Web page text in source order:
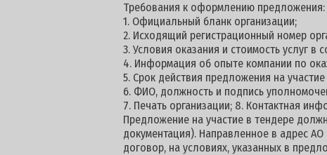
Требования к оформлению предложения:
1. Официальный бланк организации;
2. Исходящий регистрационный номер
3. Условия оказания и стоимость услуг
4. Информация об опыте компании по
5. Срок действия предложения на
6. ФИО, должность и подпись
7. Печать организации; 8. Контактная
Предложение на участие в тендере
документация). Направленное в адрес
договор, на условиях, указанных в